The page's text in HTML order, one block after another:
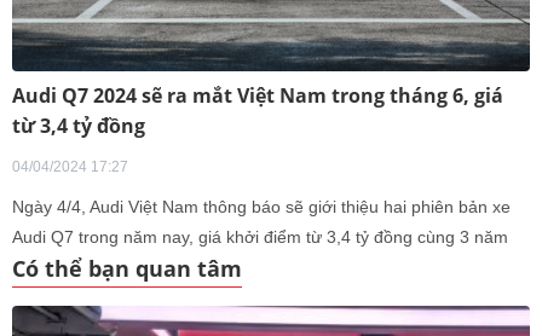
Audi Q7 2024 sẽ ra mắt Việt Nam trong tháng 6, giá
từ 3,4 tỷ đồng
04/04/2024 17:27
Ngày 4/4, Audi Việt Nam thông báo sẽ giới thiệu hai phiên bản xe
Audi Q7 trong năm nay, giá khởi điểm từ 3,4 tỷ đồng cùng 3 năm
bảo hành không giới hạn km.
Có thể bạn quan tâm